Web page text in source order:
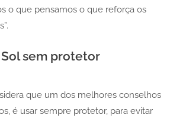
o que pensamos o que reforça os
sem protetor
que um dos melhores conselhos
é usar sempre protetor, para evitar